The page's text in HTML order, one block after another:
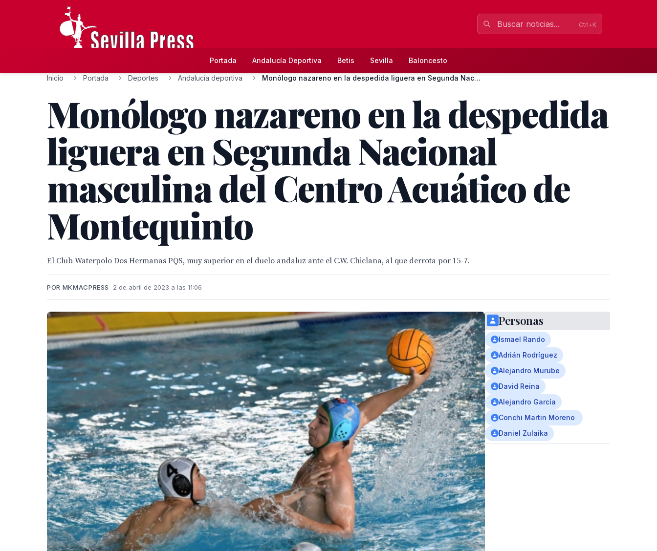
Ctrl+K
Portada Andalucía Deportiva Betis Sevilla Baloncesto
Inicio Portada Deportes Andalucía deportiva Monólogo nazareno en la despedida liguera en Segunda Naciona...
Monólogo nazareno en la despedida
liguera en Segunda Nacional
masculina del Centro Acuático de
Montequinto
El Club Waterpolo Dos Hermanas PQS, muy superior en el duelo andaluz ante el C.W. Chiclana, al que derrota por 15-7.
POR MKMACPRESS 2 de abril de 2023 a las 11:06
Personas
Ismael Rando
Adrián Rodríguez
Alejandro Murube
David Reina
Alejandro García
Conchi Martin Moreno
Daniel Zulaika